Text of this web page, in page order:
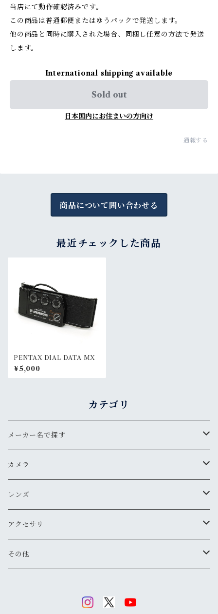
当店にて動作確認済みです。
この商品は普通郵便またはゆうパックで発送します。
他の商品と同時に購入された場合、同梱し任意の方法で発送
します。
International shipping available
Sold out
日本国内にお住まいの方向け
通報する
商品について問い合わせる
最近チェックした商品
PENTAX DIAL DATA MX
¥5,000
カテゴリ
メーカー名で探す
ペンタックス
オリンパス
ニコン
キヤノン
カメラ
用途から探す
気軽にスナップ
マニュアル操作で本格的に
一眼レフ
ペンタックス
レンジファインダー(レンズ交換式)
レンズ
焦点距離から探す
広角
ニコンFマウント
アクセサリ
レンズフード
その他